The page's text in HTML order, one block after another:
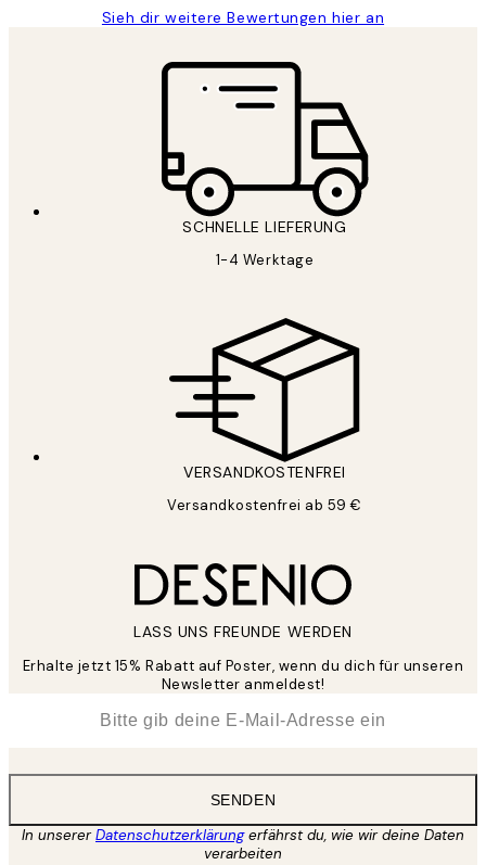
Sieh dir weitere Bewertungen hier an
SCHNELLE LIEFERUNG
1-4 Werktage
VERSANDKOSTENFREI
Versandkostenfrei ab 59 €
LASS UNS FREUNDE WERDEN
Erhalte jetzt 15% Rabatt auf Poster, wenn du dich für unseren
Newsletter anmeldest!
SENDEN
In unsererDatenschutzerklärungerfährst du, wie wir deine Daten
verarbeiten